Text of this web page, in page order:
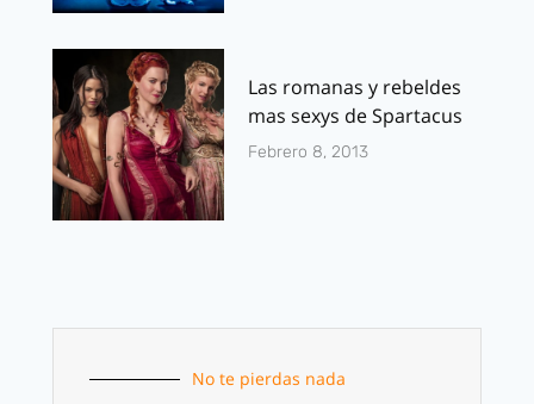
Las romanas y rebeldes
mas sexys de Spartacus
Febrero 8, 2013
No te pierdas nada